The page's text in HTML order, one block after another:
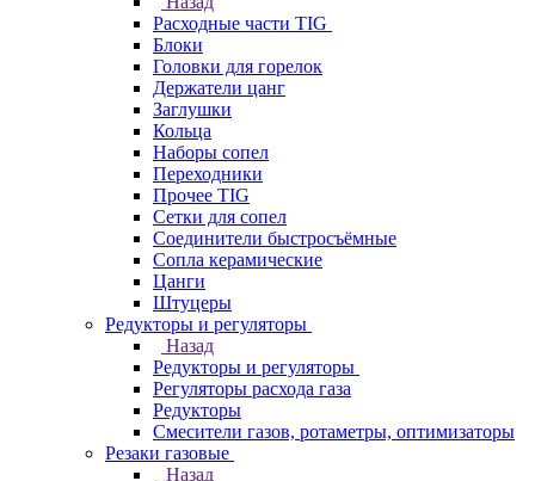
Расходные части TIG
Блоки
Головки для горелок
Держатели цанг
Заглушки
Кольца
Наборы сопел
Переходники
Прочее TIG
Сетки для сопел
Соединители быстросъёмные
Сопла керамические
Цанги
Штуцеры
Редукторы и регуляторы
Назад
Редукторы и регуляторы
Регуляторы расхода газа
Редукторы
Смесители газов, ротаметры, оптимизаторы
Резаки газовые
Назад